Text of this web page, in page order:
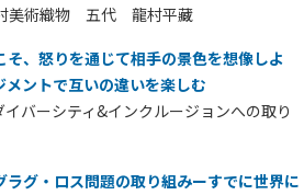
美術織物 五代 龍村平藏
そ、怒りを通じて相手の景色を想像しよ
ントで互いの違いを楽しむ
バーシティ&インクルージョンへの取り
ラグ・ロス問題の取り組みーすでに世界に